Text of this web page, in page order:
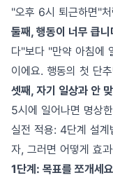
"오후 6시 퇴근하면"
둘째, 행동이 너무 큽니
다"보다 "만약 아침에
이에요. 행동의 첫 단
셋째, 자기 일상과 안
5시에 일어나면 명상
실전 적용: 4단계 설계
자, 그러면 어떻게 효
1단계: 목표를 쪼개세